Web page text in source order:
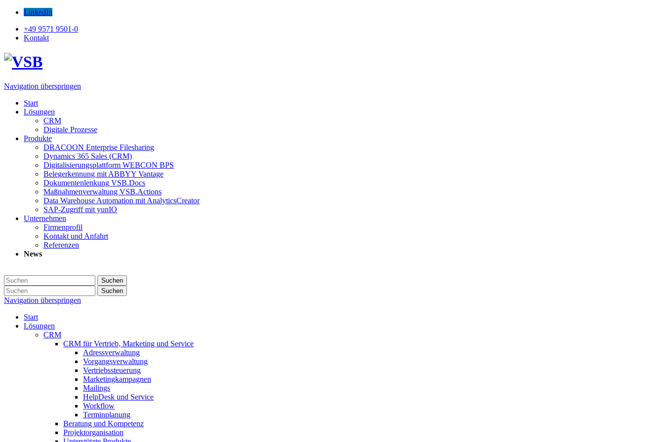
LinkedIn
+49 9571 9501-0
Kontakt
Navigation überspringen
Start
Lösungen
CRM
Digitale Prozesse
Produkte
DRACOON Enterprise Filesharing
Dynamics 365 Sales (CRM)
Digitalisierungsplattform WEBCON BPS
Belegerkennung mit ABBYY Vantage
Dokumentenlenkung VSB.Docs
Maßnahmenverwaltung VSB.Actions
Data Warehouse Automation mit AnalyticsCreator
SAP-Zugriff mit yunIO
Unternehmen
Firmenprofil
Kontakt und Anfahrt
Referenzen
News
Suchen
Suchen
Navigation überspringen
Start
Lösungen
CRM
CRM für Vertrieb, Marketing und Service
Adressverwaltung
Vorgangsverwaltung
Vertriebssteuerung
Marketingkampagnen
Mailings
HelpDesk und Service
Workflow
Terminplanung
Beratung und Kompetenz
Projektorganisation